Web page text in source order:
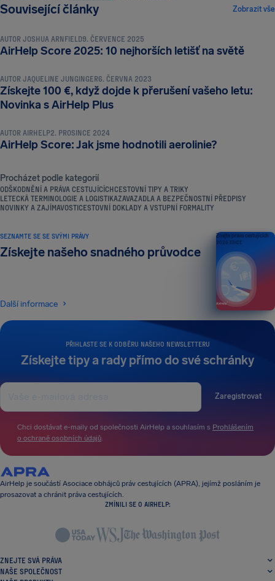
Související články Zobrazit vše
NOVINKY A ZAJÍMAVOSTI
AUTOR JOSHUA ARNFIELD9. ČERVENCE 2025
AirHelp Score 2025: 10 nejhorších letišť na světě
AUTOR JAQUELINE JUNGINGER6. ČERVNA 2023
Získejte 100 €, když dojde k přerušení vašeho letu:
Novinka s AirHelp Plus
NOVINKY A ZAJÍMAVOSTI
AUTOR AIRHELP2. PROSINCE 2024
AirHelp Score: Jak jsme hodnotili aerolinie?
Procházet podle kategorií
ODŠKODNĚNÍ A PRÁVA CESTUJÍCÍCHCESTOVNÍ TIPY A TRIKY
LETECKÁ TERMINOLOGIE A LOGISTIKAZAVAZADLA A BEZPEČNOSTNÍ PŘEDPISY
NOVINKY A ZAJÍMAVOSTICESTOVNÍ DOKLADY A VSTUPNÍ FORMALITY
PŘIHLASTE SE K ODBĚRU NAŠEHO NEWSLETTERU
Získejte tipy a rady přímo do své schránky
Zaregistrovat
Chci dostávat e-maily od společnosti AirHelp a souhlasím s Prohlášením
o ochraně osobních údajů.
SEZNAMTE SE SE SVÝMI PRÁVY
Získejte našeho snadného průvodce
Další informace
Znejte práva cestujících
2026 EDICE
AirHelp je součástí Asociace obhájců práv cestujících (APRA), jejímž posláním je
prosazovat a chránit práva cestujících.
ZMÍNILI SE O AIRHELP:
ZNEJTE SVÁ PRÁVA
NAŠE SPOLEČNOST